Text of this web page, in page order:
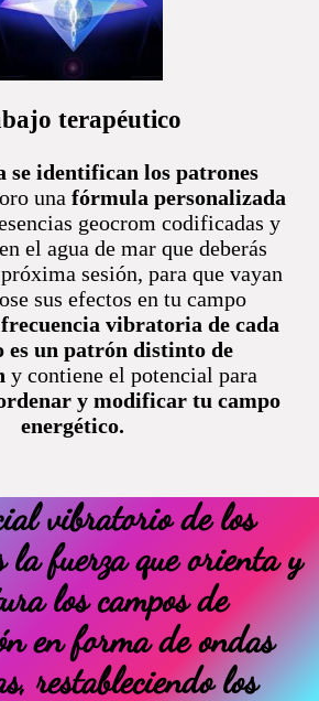
terapéutico
se identifican los patrones
una fórmula personalizada
geocrom codificadas y
el agua de mar que deberás
sesión, para que vayan
sus efectos en tu campo
vibratoria de cada
es un patrón distinto de
y contiene el potencial para
y modificar tu campo
energético.
vibratorio de los
la fuerza que orienta y
los campos de
en forma de ondas
restableciendo los